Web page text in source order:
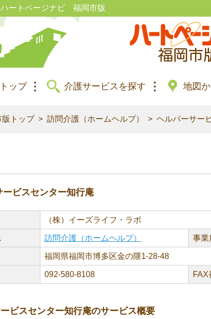
ートページナビ 福岡市版
ップ 介護サービスを探す 地図
版トップ 訪問介護（ホームヘルプ） ヘルパーサー
ービスセンター知行庵
（株）イーズライフ・ラボ
訪問介護（ホームヘルプ） 事業
福岡県福岡市博多区金の隈1-28-48
092-580-8108 FAX
ビスセンター知行庵のサービス概要